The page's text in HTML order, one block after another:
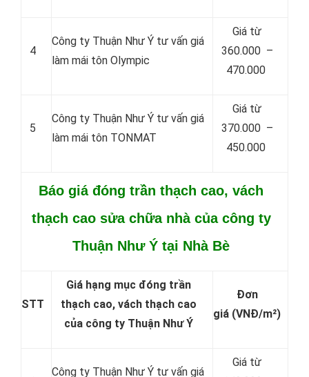
4
Công ty Thuận Như Ý tư vấn giá
làm mái tôn Olympic
Giá từ
360.000 –
470.000
5
Công ty Thuận Như Ý tư vấn giá
làm mái tôn TONMAT
Giá từ
370.000 –
450.000
Báo giá đóng trần thạch cao, vách
thạch cao sửa chữa nhà của công ty
Thuận Như Ý tại Nhà Bè
STT
Giá hạng mục đóng trần
thạch cao, vách thạch cao
của công ty Thuận Như Ý
Đơn
giá (VNĐ/m²)
Công ty Thuận Như Ý tư vấn giá
Giá từ